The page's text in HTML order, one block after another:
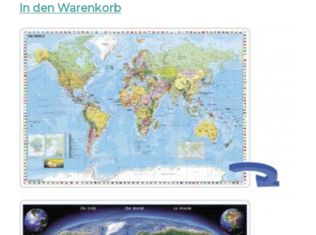
In den Warenkorb